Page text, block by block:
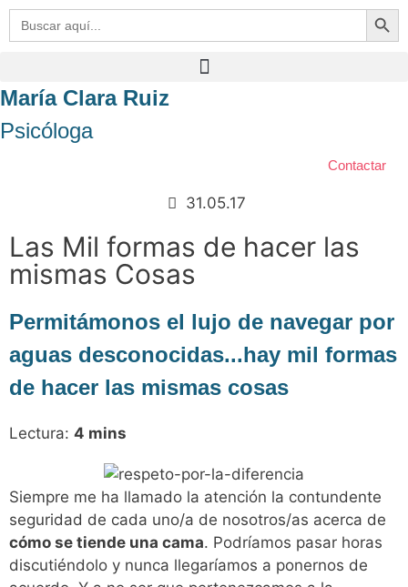
Buscar: Botón de
María Clara Ruiz
Psicóloga
Contactar
31.05.17
Las Mil formas de hacer las
mismas Cosas
Permitámonos el lujo de navegar por
aguas desconocidas...hay mil formas
de hacer las mismas cosas
Lectura: 4 mins
Siempre me ha llamado la atención la contundente
seguridad de cada uno/a de nosotros/as acerca de
cómo se tiende una cama. Podríamos pasar horas
discutiéndolo y nunca llegaríamos a ponernos de